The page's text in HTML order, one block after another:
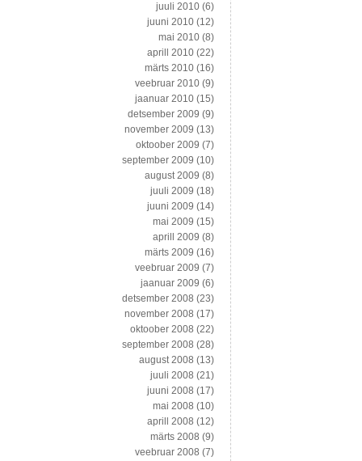
juuli 2010 (6)
juuni 2010 (12)
mai 2010 (8)
aprill 2010 (22)
märts 2010 (16)
veebruar 2010 (9)
jaanuar 2010 (15)
detsember 2009 (9)
november 2009 (13)
oktoober 2009 (7)
september 2009 (10)
august 2009 (8)
juuli 2009 (18)
juuni 2009 (14)
mai 2009 (15)
aprill 2009 (8)
märts 2009 (16)
veebruar 2009 (7)
jaanuar 2009 (6)
detsember 2008 (23)
november 2008 (17)
oktoober 2008 (22)
september 2008 (28)
august 2008 (13)
juuli 2008 (21)
juuni 2008 (17)
mai 2008 (10)
aprill 2008 (12)
märts 2008 (9)
veebruar 2008 (7)